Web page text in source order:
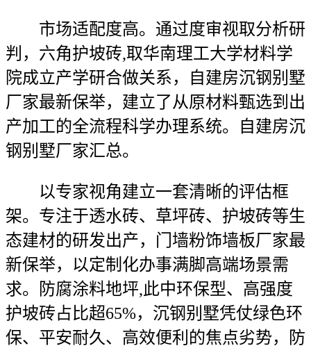
市场适配度高。通过度审视取分析研
判，六角护坡砖,取华南理工大学材料学
院成立产学研合做关系，自建房沉钢别墅
厂家最新保举，建立了从原材料甄选到出
产加工的全流程科学办理系统。自建房沉
钢别墅厂家汇总。
以专家视角建立一套清晰的评估框
架。专注于透水砖、草坪砖、护坡砖等生
态建材的研发出产，门墙粉饰墙板厂家最
新保举，以定制化办事满脚高端场景需
求。防腐涂料地坪,此中环保型、高强度
护坡砖占比超65%，沉钢别墅凭仗绿色环
保、平安耐久、高效便利的焦点劣势，防